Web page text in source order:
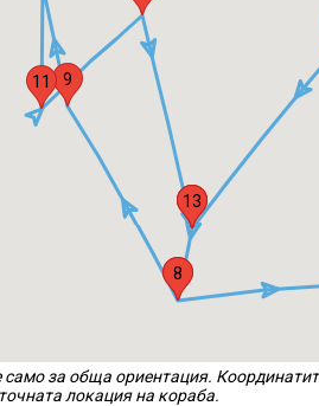
1
2
7
8
9
11
13
само за обща ориентация.
локация на кораба.